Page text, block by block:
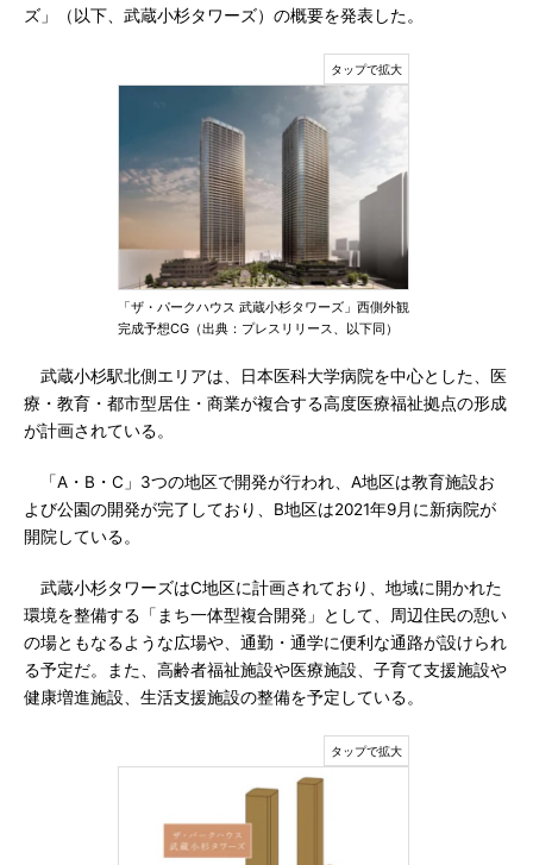
ズ」（以下、武蔵小杉タワーズ）の概要を発表した。
「ザ・パークハウス 武蔵小杉タワーズ」西側外観
完成予想CG（出典：プレスリリース、以下同）
武蔵小杉駅北側エリアは、日本医科大学病院を中心とした、医
療・教育・都市型居住・商業が複合する高度医療福祉拠点の形成
が計画されている。
「A・B・C」3つの地区で開発が行われ、A地区は教育施設お
よび公園の開発が完了しており、B地区は2021年9月に新病院が
開院している。
武蔵小杉タワーズはC地区に計画されており、地域に開かれた
環境を整備する「まち一体型複合開発」として、周辺住民の憩い
の場ともなるような広場や、通勤・通学に便利な通路が設けられ
る予定だ。また、高齢者福祉施設や医療施設、子育て支援施設や
健康増進施設、生活支援施設の整備を予定している。